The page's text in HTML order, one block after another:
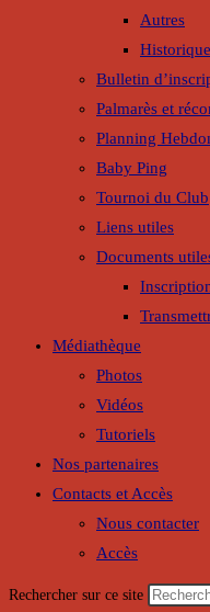
Autres
Historique
Bulletin
Palmarès et
Planning
Baby Ping
Tournoi du Club
Liens utiles
Documents
Médiathèque
Photos
Vidéos
Tutoriels
Nos partenaires
Contacts et Accès
Nous contacter
Accès
Rechercher sur ce site